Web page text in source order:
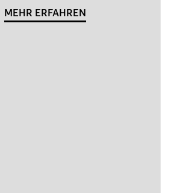
MEHR ERFAHREN